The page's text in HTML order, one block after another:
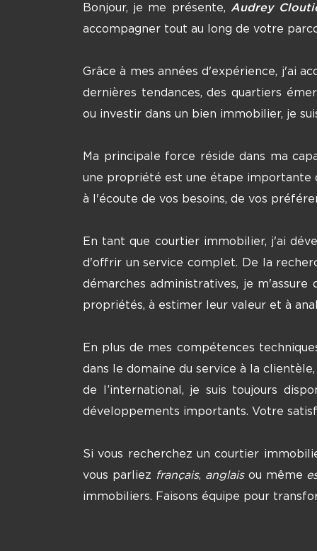
Bonjour, je me présente, Audrey
accompagner tout au long de votre
Grâce à mes années d'expérience, j'ai
dernières tendances, des quartiers
ou investir dans un bien immobilier, je
Ma principale force réside dans ma
une propriété est une étape importante
à l'écoute de vos besoins, de vos
En tant que courtier immobilier, j'ai
d'offrir un service complet. De la
démarches administratives, je
propriétés, à estimer leur valeur et à
En plus de mes compétences
dans le domaine du service à la
de l’international, je suis toujours
développements importants. Votre
Si vous recherchez un courtier
vous parliez français, anglaisou même
immobiliers. Faisons équipe pour